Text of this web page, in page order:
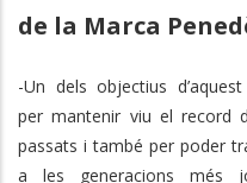
de la Marca
-Un dels objectius
per mantenir viu el record
passats i també per poder
a les generacions més